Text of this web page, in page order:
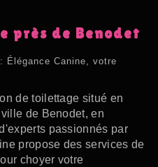
près de Benodet
Élégance Canine, votre
de toilettage situé en
de Benodet, en
passionnés par
propose des services de
choyer votre